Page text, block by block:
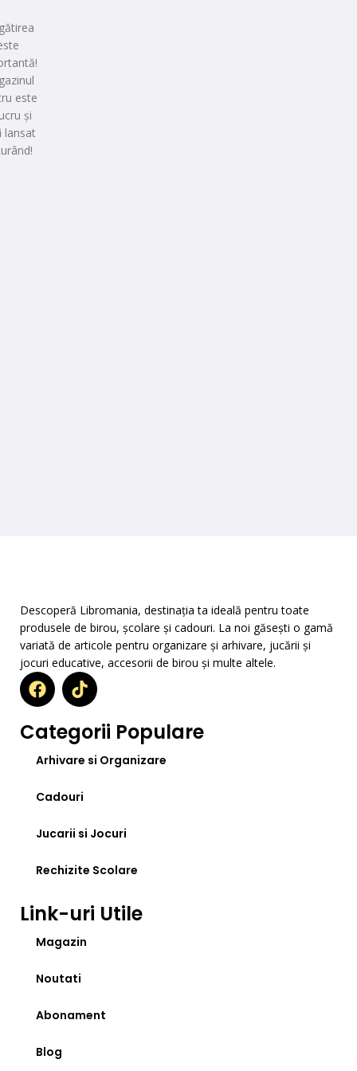
este
și
lansat
Descoperă Libromania, destinația ta ideală pentru toate
produsele de birou, școlare și cadouri. La noi găsești o gamă
variată de articole pentru organizare și arhivare, jucării și
jocuri educative, accesorii de birou și multe altele.
Categorii Populare
Arhivare si Organizare
Cadouri
Jucarii si Jocuri
Rechizite Scolare
Link-uri Utile
Magazin
Noutati
Abonament
Blog